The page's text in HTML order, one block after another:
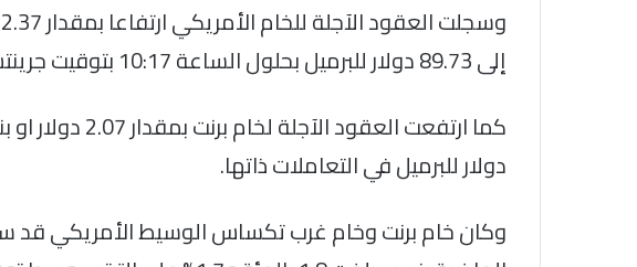
إلى 89.73 دولار للبرميل بحلول الساعة 10:17 بتوقيت جرينتش.
دولار للبرميل في التعاملات ذاتها.
وكان خام برنت وخام غرب تكساس الوسيط الأمريكي قد